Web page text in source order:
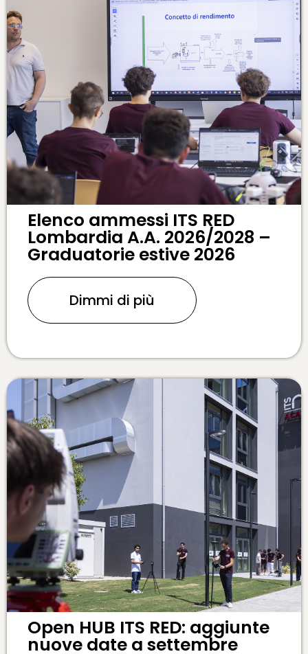
Elenco ammessi ITS RED
Lombardia A.A. 2026/2028 –
Graduatorie estive 2026
Dimmi di più
Open HUB ITS RED: aggiunte
nuove date a settembre